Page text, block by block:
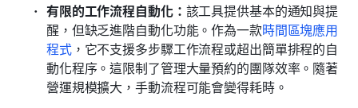
有限的工作流程自動化： 該工具提供基本的通知與提
醒，但缺乏進階自動化功能。作為一款時間區塊應用
程式，它不支援多步驟工作流程或超出簡單排程的自
動化程序。這限制了管理大量預約的團隊效率。隨著
營運規模擴大，手動流程可能會變得耗時。